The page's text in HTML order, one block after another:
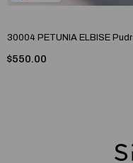
30004 PETUNIA ELBISE
$550.00